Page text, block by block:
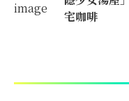
宅咖啡